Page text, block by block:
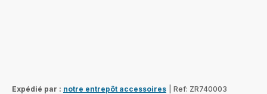
Expédié par : notre entrepôt accessoires Ref: ZR740003